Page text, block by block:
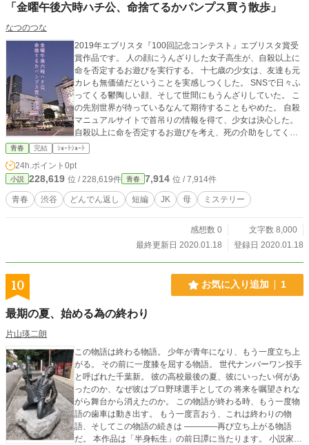
「金曜午後六時ハチ公、命捨てるかパンプス買う散歩」
なつのつな
2019年エブリスタ『100回記念コンテスト』エブリスタ賞受
賞作品です。 人の顔にうんざりした女子高生が、自殺以上に
命を否定するお遊びを実行する。 十七歳の少女は、友達も元
カレも無価値だということを実感しつくした。 SNSで日々ふ
ってくる鬱陶しい顔、そして世間にもうんざりしていた。 こ
の先別世界が待っているなんて期待することもやめた。 自殺
マニュアルサイトで首吊りの情報を得て、少女は決心した。
自殺以上に命を否定するお遊びを考え、死の介助をしてくれ
る死神を召喚した。
青春 完結 ｼｮｰﾄｼｮｰﾄ
24h.ポイント 0pt
小説 228,619 位 / 228,619件 青春 7,914 位 / 7,914件
青春 渋谷 どんでん返し 短編 JK 母 ミステリー
感想数 0
文字数 8,000
最終更新日 2020.01.18
登録日 2020.01.18
10 お気に入り追加 1
最期の夏、始める為の終わり
片山瑛二朗
この物語は終わる物語。 少年が青年になり、もう一度立ち上
がる。 その前に一度膝を屈する物語。 世代ナンバーワン投手
と呼ばれた千葉新。 彼の高校最後の夏、彼にいったい何があ
ったのか、なぜ彼はプロ野球選手としての 将来を嘱望されな
がら舞台から消えたのか。 この物語が終わる時、もう一度物
語の歯車は動き出す。 もう一度言おう、これは終わりの物
語、そしてこの物語の続きは ――――再び立ち上がる物語
だ。 本作品は「半身転生」の前日譚に当たります。 小説家に